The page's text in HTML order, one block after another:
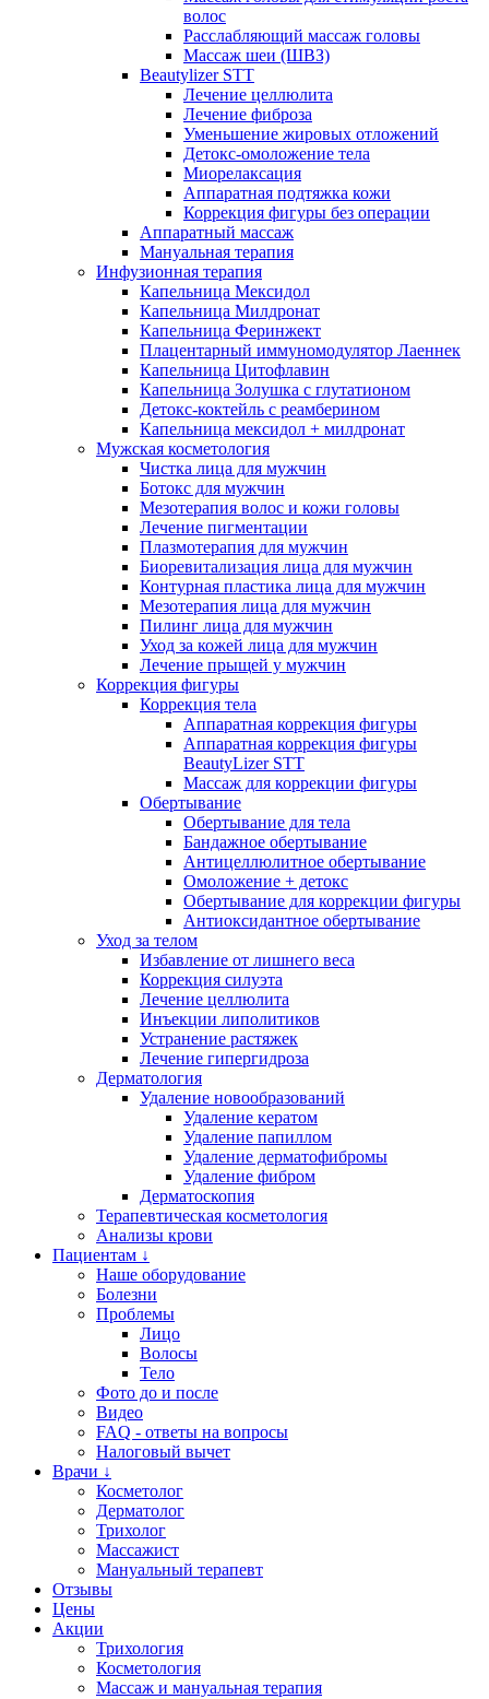
волос
Расслабляющий массаж головы
Массаж шеи (ШВЗ)
Beautylizer STT
Лечение целлюлита
Лечение фиброза
Уменьшение жировых отложений
Детокс-омоложение тела
Миорелаксация
Аппаратная подтяжка кожи
Коррекция фигуры без операции
Аппаратный массаж
Мануальная терапия
Инфузионная терапия
Капельница Мексидол
Капельница Милдронат
Капельница Феринжект
Плацентарный иммуномодулятор Лаеннек
Капельница Цитофлавин
Капельница Золушка с глутатионом
Детокс-коктейль с реамберином
Капельница мексидол + милдронат
Мужская косметология
Чистка лица для мужчин
Ботокс для мужчин
Мезотерапия волос и кожи головы
Лечение пигментации
Плазмотерапия для мужчин
Биоревитализация лица для мужчин
Контурная пластика лица для мужчин
Мезотерапия лица для мужчин
Пилинг лица для мужчин
Уход за кожей лица для мужчин
Лечение прыщей у мужчин
Коррекция фигуры
Коррекция тела
Аппаратная коррекция фигуры
Аппаратная коррекция фигуры
BeautyLizer STT
Массаж для коррекции фигуры
Обертывание
Обертывание для тела
Бандажное обертывание
Антицеллюлитное обертывание
Омоложение + детокс
Обертывание для коррекции фигуры
Антиоксидантное обертывание
Уход за телом
Избавление от лишнего веса
Коррекция силуэта
Лечение целлюлита
Инъекции липолитиков
Устранение растяжек
Лечение гипергидроза
Дерматология
Удаление новообразований
Удаление кератом
Удаление папиллом
Удаление дерматофибромы
Удаление фибром
Дерматоскопия
Терапевтическая косметология
Анализы крови
Пациентам ↓
Наше оборудование
Болезни
Проблемы
Лицо
Волосы
Тело
Фото до и после
Видео
FAQ - ответы на вопросы
Налоговый вычет
Врачи ↓
Косметолог
Дерматолог
Трихолог
Массажист
Мануальный терапевт
Отзывы
Цены
Акции
Трихология
Косметология
Массаж и мануальная терапия